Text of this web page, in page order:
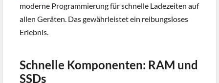
moderne Programmierung für schnelle Ladezeiten auf
allen Geräten. Das gewährleistet ein reibungsloses
Erlebnis.
Schnelle Komponenten: RAM und
SSDs